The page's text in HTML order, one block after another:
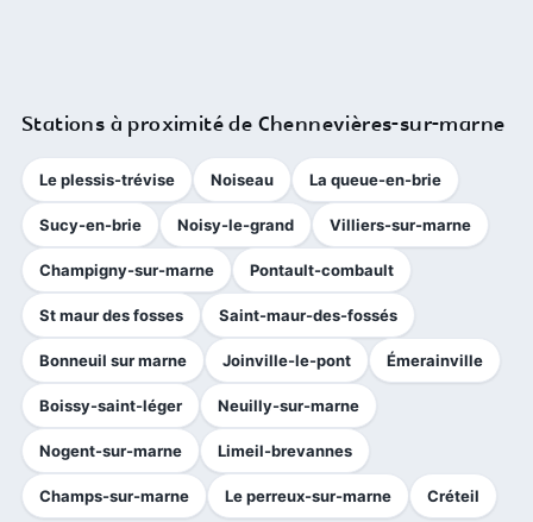
Stations à proximité de Chennevières-sur-marne
Le plessis-trévise Noiseau La queue-en-brie
Sucy-en-brie Noisy-le-grand Villiers-sur-marne
Champigny-sur-marne Pontault-combault
St maur des fosses Saint-maur-des-fossés
Bonneuil sur marne Joinville-le-pont Émerainville
Boissy-saint-léger Neuilly-sur-marne
Nogent-sur-marne Limeil-brevannes
Champs-sur-marne Le perreux-sur-marne Créteil